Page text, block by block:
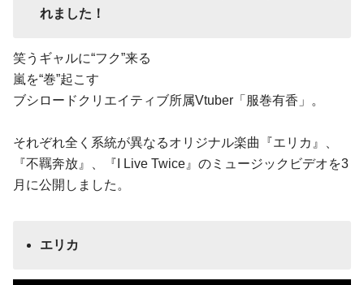
れました！
笑うギャルに“フク”来る
嵐を“巻”起こす
ブシロードクリエイティブ所属Vtuber「服巻有香」。
それぞれ全く系統が異なるオリジナル楽曲『エリカ』、
『不羈奔放』、『I Live Twice』のミュージックビデオを3
月に公開しました。
エリカ